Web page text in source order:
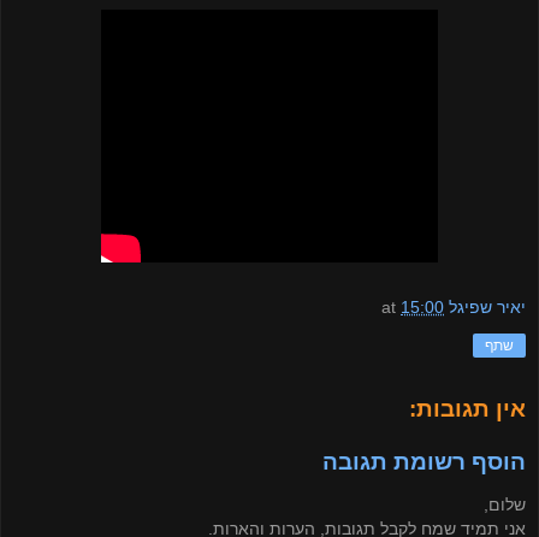
יאיר שפיגל at 15:00
שתף
אין תגובות:
הוסף רשומת תגובה
שלום,
אני תמיד שמח לקבל תגובות, הערות והארות.